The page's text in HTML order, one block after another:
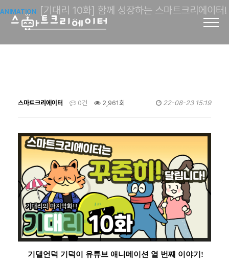
ANIMATION [기대리 10화] 함께 성장하는 스마트크리에이터!
스마트크리에이터 0건 2,961회 22-08-23 15:19
기댈언덕 기덕이 유튜브 애니메이션 열 번째 이야기!